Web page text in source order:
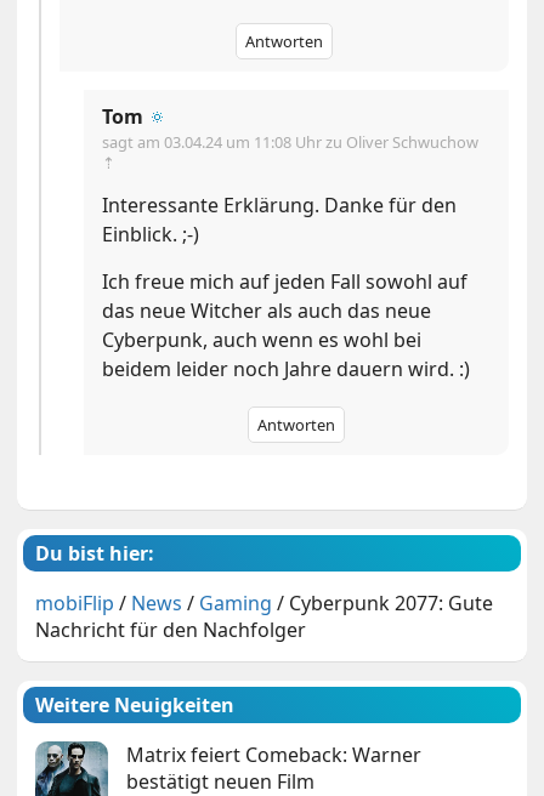
Antworten
Tom 🔅
sagt am03.04.24 um 11:08 Uhr zu Oliver Schwuchow
⇡
Interessante Erklärung. Danke für den
Einblick. ;-)
Ich freue mich auf jeden Fall sowohl auf
das neue Witcher als auch das neue
Cyberpunk, auch wenn es wohl bei
beidem leider noch Jahre dauern wird. :)
Antworten
Du bist hier:
mobiFlip / News / Gaming / Cyberpunk 2077: Gute
Nachricht für den Nachfolger
Weitere Neuigkeiten
Matrix feiert Comeback: Warner
bestätigt neuen Film